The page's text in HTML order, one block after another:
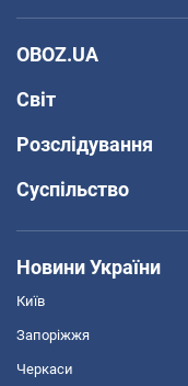
OBOZ.UA
Світ
Розслідування
Суспільство
Новини України
Київ
Запоріжжя
Черкаси